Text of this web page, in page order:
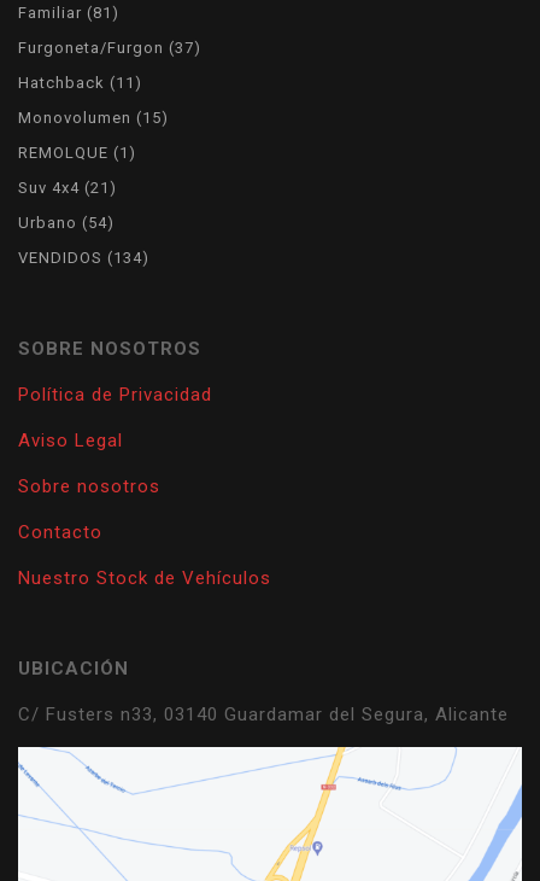
Familiar 81 81
Furgoneta/Furgon 3737
Hatchback 11 11
Monovolumen 1515
REMOLQUE 1 1
Suv 4x4 21 21
Urbano 5454
VENDIDOS 134134
SOBRE NOSOTROS
Política de Privacidad
Aviso Legal
Sobre nosotros
Contacto
Nuestro Stock de Vehículos
UBICACIÓN
C/ Fusters n33, 03140 Guardamar del Segura, Alicante